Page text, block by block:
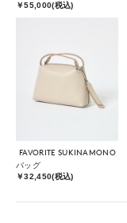
￥55,000(税込)
FAVORITE SUKINAMONO
バッグ
￥32,450(税込)